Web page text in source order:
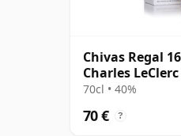
Chivas Regal
Charles LeClerc
70cl • 40%
70 € ?